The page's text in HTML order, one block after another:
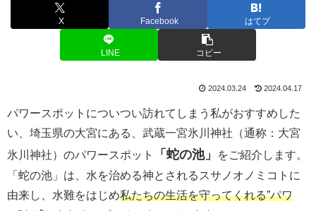
X Facebook はてブ
LINE コピー
2024.03.24 2024.04.17
パワースポットについつい訪れてしまう私がおすすめした
い、埼玉県の大宮にある、武蔵一宮氷川神社（通称：大宮
氷川神社）のパワースポット
「蛇の池」
をご紹介します。
「蛇の池」は、水を治める神とされるスサノオノミコトに
由来し、水難をはじめ私たちの生活を守ってくれる”パワ